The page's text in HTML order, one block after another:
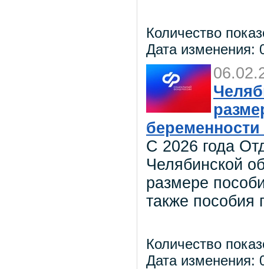
Количество
Дата изменения:
С 2026 года
Челябинской
размере
также пособия
Количество
Дата изменения: